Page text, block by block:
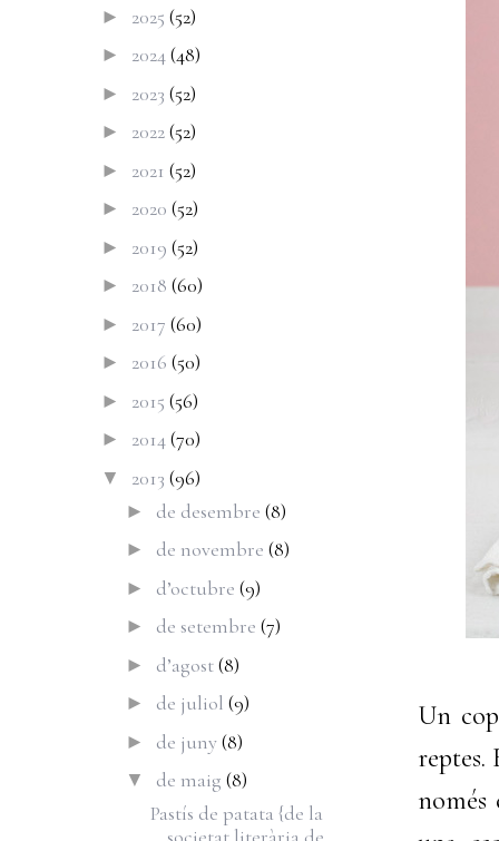
Un
reptes.
només
► 2025 (52)
► 2024(48)
► 2023 (52)
► 2022(52)
► 2021 (52)
► 2020 (52)
► 2019 (52)
► 2018 (60)
► 2017 (60)
► 2016 (50)
► 2015 (56)
► 2014(70)
▼ 2013 (96)
► de desembre (8)
► de novembre (8)
► d’octubre (9)
► de setembre (7)
► d’agost(8)
► de juliol (9)
► de juny(8)
▼ de maig (8)
Pastís de patata {de la